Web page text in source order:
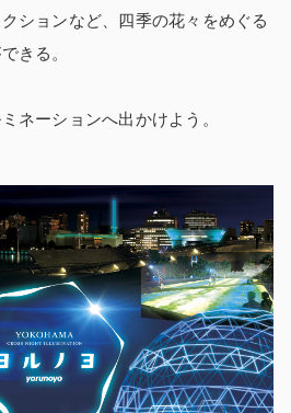
ションなど、四季の花々をめぐる
きる。
ネーションへ出かけよう。